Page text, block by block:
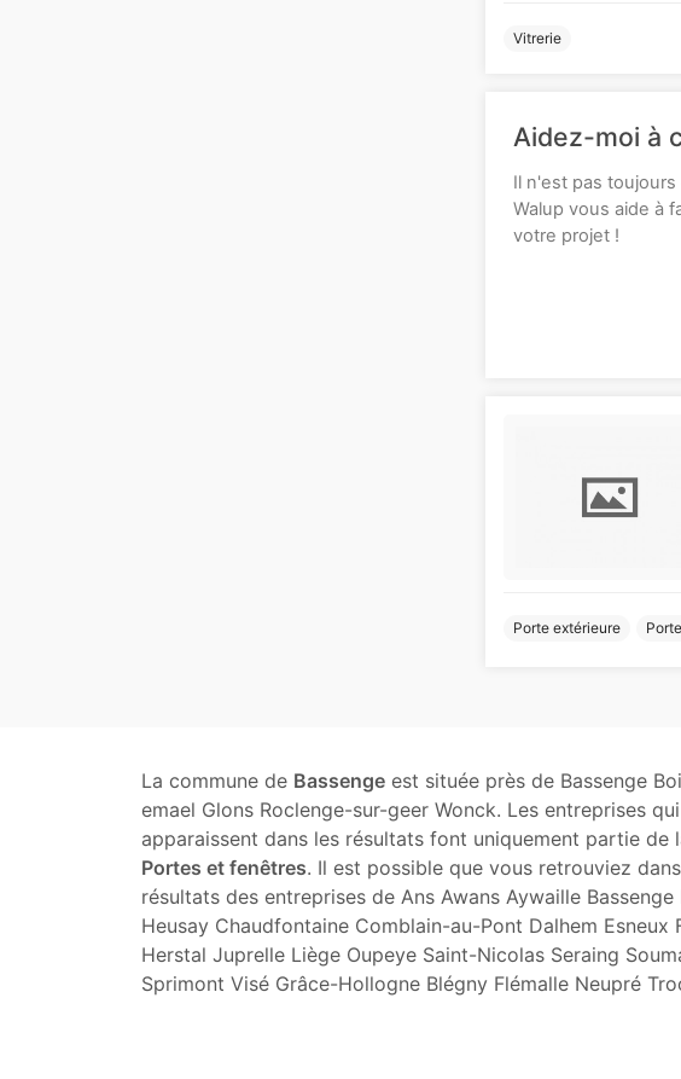
Vitrerie
Aidez-moi à
Il n'est pas
Walup vous aide à
votre projet !
Porte extérieure
La commune de Bassenge est située près de Bassenge
emael Glons Roclenge-sur-geer Wonck. Les entreprises qui
apparaissent dans les résultats font uniquement partie de
Portes et fenêtres. Il est possible que vous retrouviez
résultats des entreprises de Ans Awans Aywaille Bassenge
Heusay Chaudfontaine Comblain-au-Pont Dalhem Esneux
Herstal Juprelle Liège Oupeye Saint-Nicolas Seraing
Sprimont Visé Grâce-Hollogne Blégny Flémalle Neupré